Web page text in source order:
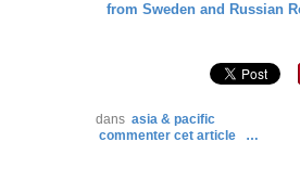
from Sweden and Russian
dans asia & pacific
commenter cet article
…